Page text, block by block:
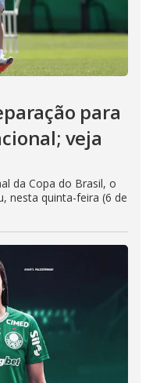
para
veja
da Copa do Brasil, o
nesta quinta-feira (6 de